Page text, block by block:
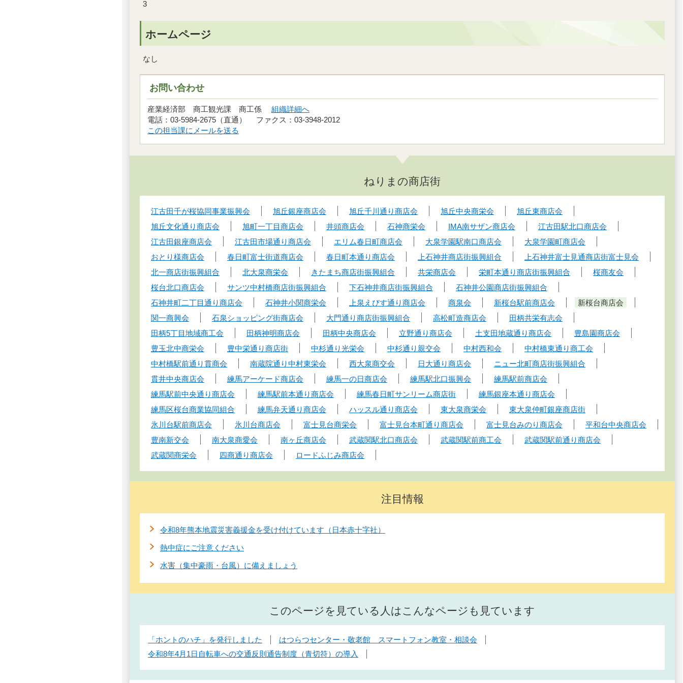
3
ホームページ
なし
お問い合わせ
産業経済部 商工観光課 商工係 組織詳細へ
電話：03-5984-2675（直通） ファクス：03-3948-2012
この担当課にメールを送る
ねりまの商店街
江古田千が桜協同事業振興会 旭丘銀座商店会 旭丘千川通り商店会 旭丘中央商栄会
旭丘東商店会
旭丘文化通り商店会
旭町一丁目商店会 井頭商店会 石神商栄会 IMA南サザン商店会
江古田駅北口商店会
江古田銀座商店会
江古田市場通り商店会 エリム春日町商店会 大泉学園駅南口商店会
大泉学園町商店会
おとり様商店会
春日町富士街道商店会 春日町本通り商店会 上石神井商店街振興組合
上石神井富士見通商店街富士見会
北一商店街振興組合
北大泉商栄会 きたまち商店街振興組合 共栄商店会 栄町本通り商店街振興組合
桜商友会
桜台北口商店会
サンツ中村橋商店街振興組合 下石神井商店街振興組合
石神井公園商店街振興組合
石神井町二丁目通り商店会
石神井小関商栄会 上泉えびす通り商店会 商泉会 新桜台駅前商店会
新桜台商店会
関一商興会
石泉ショッピング街商店会 大門通り商店街振興組合 高松町造商店会
田柄共栄有志会
田柄5丁目地域商工会
田柄神明商店会 田柄中央商店会 立野通り商店会 土支田地蔵通り商店会
豊島園商店会
豊玉北中商栄会
豊中栄通り商店街 中杉通り光栄会 中杉通り親交会 中村西和会
中村橋東通り商工会
中村橋駅前通り貫商会
南蔵院通り中村東栄会 西大泉商交会 日大通り商店会
ニュー北町商店街振興組合
貫井中央商店会
練馬アーケード商店会 練馬一の日商店会 練馬駅北口振興会
練馬駅前商店会
練馬駅前中央通り商店会
練馬駅前本通り商店会 練馬春日町サンリーム商店街
練馬銀座本通り商店会
練馬区桜台商業協同組合
練馬弁天通り商店会 ハッスル通り商店会 東大泉商栄会
東大泉仲町銀座商店街
氷川台駅前商店会
氷川台商店会 富士見台商栄会 富士見台本町通り商店会 富士見台みのり商店会
平和台中央商店会
豊南新交会
南大泉商愛会 南ヶ丘商店会 武蔵関駅北口商店会 武蔵関駅前商工会
武蔵関駅前通り商店会
武蔵関商栄会
四商通り商店会 ロードふじみ商店会
注目情報
令和8年熊本地震災害義援金を受け付けています（日本赤十字社）
熱中症にご注意ください
水害（集中豪雨・台風）に備えましょう
このページを見ている人はこんなページも見ています
「ホントのハチ」を発行しました
はつらつセンター・敬老館 スマートフォン教室・相談会
令和8年4月1日自転車への交通反則通告制度（青切符）の導入